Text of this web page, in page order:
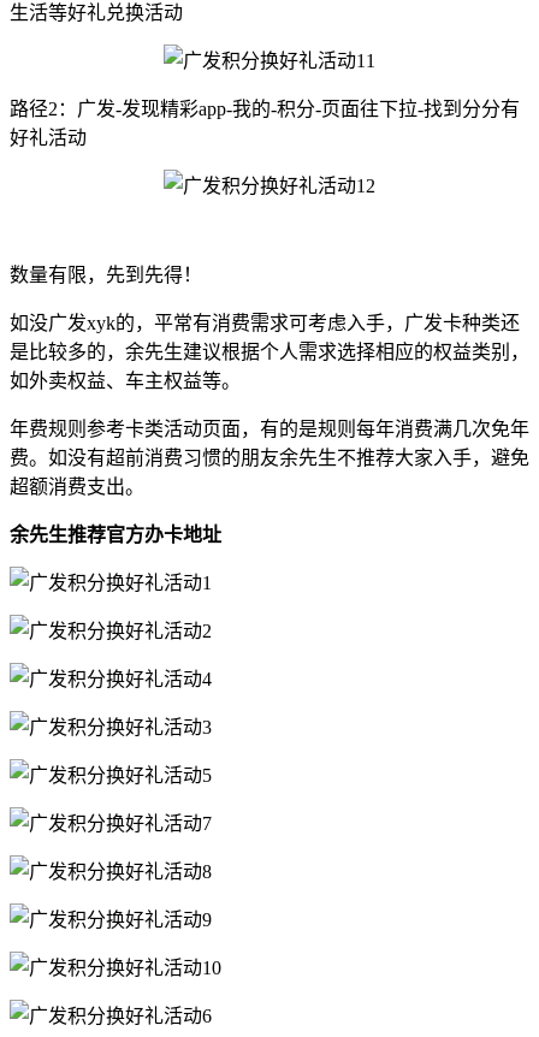
生活等好礼兑换活动
路径2：广发-发现精彩app-我的-积分-页面往下拉-找到分分有
好礼活动
数量有限，先到先得！
如没广发xyk的，平常有消费需求可考虑入手，广发卡种类还
是比较多的，余先生建议根据个人需求选择相应的权益类别，
如外卖权益、车主权益等。
年费规则参考卡类活动页面，有的是规则每年消费满几次免年
费。如没有超前消费习惯的朋友余先生不推荐大家入手，避免
超额消费支出。
余先生推荐官方办卡地址